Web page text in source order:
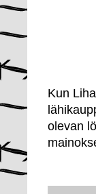
Kun
olevan